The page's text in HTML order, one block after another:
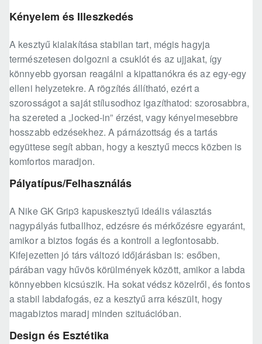
Kényelem és Illeszkedés
A kesztyű kialakítása stabilan tart, mégis hagyja
természetesen dolgozni a csuklót és az ujjakat, így
könnyebb gyorsan reagálni a kipattanókra és az egy-egy
elleni helyzetekre. A rögzítés állítható, ezért a
szorosságot a saját stílusodhoz igazíthatod: szorosabbra,
ha szereted a „locked-in” érzést, vagy kényelmesebbre
hosszabb edzésekhez. A párnázottság és a tartás
együttese segít abban, hogy a kesztyű meccs közben is
komfortos maradjon.
Pályatípus/Felhasználás
A Nike GK Grip3 kapuskesztyű ideális választás
nagypályás futballhoz, edzésre és mérkőzésre egyaránt,
amikor a biztos fogás és a kontroll a legfontosabb.
Kifejezetten jó társ változó időjárásban is: esőben,
párában vagy hűvös körülmények között, amikor a labda
könnyebben kicsúszik. Ha sokat védsz közelről, és fontos
a stabil labdafogás, ez a kesztyű arra készült, hogy
magabiztos maradj minden szituációban.
Design és Esztétika